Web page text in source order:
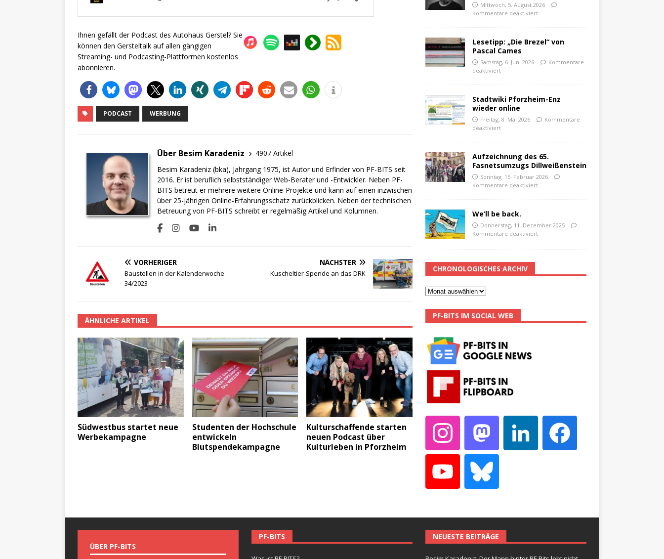
Ihnen gefällt der Podcast des Autohaus Gerstel? Sie
können den Gersteltalk auf allen gängigen
Streaming- und Podcasting-Plattformen kostenlos
abonnieren.
PODCAST WERBUNG
Über Besim Karadeniz
4907 Artikel
Besim Karadeniz (bka), Jahrgang 1975, ist Autor und Erfinder von PF-BITS seit
2016. Er ist beruflich selbstständiger Web-Berater und -Entwickler. Neben PF-
BITS betreut er mehrere weitere Online-Projekte und kann auf einen inzwischen
über 25-jährigen Online-Erfahrungsschatz zurückblicken. Neben der technischen
Betreuung von PF-BITS schreibt er regelmäßig Artikel und Kolumnen.
VORHERIGER
Baustellen in der Kalenderwoche
34/2023
NÄCHSTER
Kuscheltier-Spende an das DRK
ÄHNLICHE ARTIKEL
Südwestbus startet neue
Werbekampagne
Studenten der Hochschule
entwickeln
Blutspendekampagne
Kulturschaffende starten
neuen Podcast über
Kulturleben in Pforzheim
Mittwoch, 5. August 2026
Kommentare deaktiviert
Lesetipp: „Die Brezel“ von
Pascal Cames
Samstag, 6. Juni 2026
Kommentare
deaktiviert
Stadtwiki Pforzheim-Enz
wieder online
Freitag, 8. Mai 2026
Kommentare
deaktiviert
Aufzeichnung des 65.
Fasnetsumzugs Dillweißenstein
Sonntag, 15. Februar 2026
Kommentare deaktiviert
We’ll be back.
Donnerstag, 11. Dezember 2025
Kommentare deaktiviert
CHRONOLOGISCHES ARCHIV
PF-BITS IM SOCIAL WEB
ÜBER PF-BITS
PF-BITS NEUESTE BEITRÄGE